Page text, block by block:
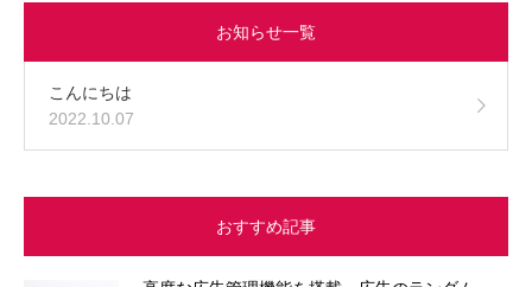
お知らせ一覧
こんにちは
2022.10.07
おすすめ記事